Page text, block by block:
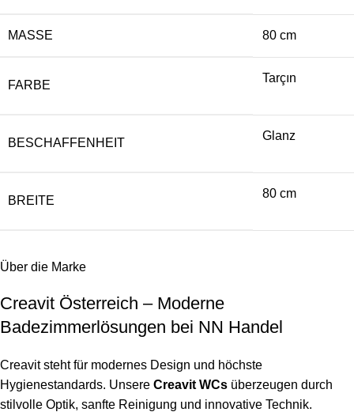
MASSE 80 cm
FARBE
Tarçın
BESCHAFFENHEIT
Glanz
BREITE
80 cm
Über die Marke
Creavit Österreich – Moderne
Badezimmerlösungen bei NN Handel
Creavit steht für modernes Design und höchste
Hygienestandards. Unsere Creavit WCs überzeugen durch
stilvolle Optik, sanfte Reinigung und innovative Technik.